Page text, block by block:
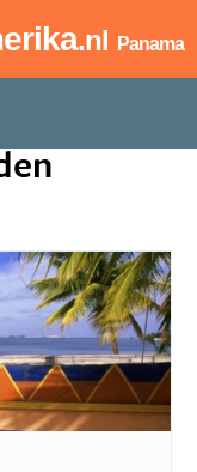
.nl Panama